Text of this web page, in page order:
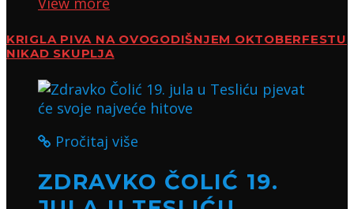
KRIGLA PIVA NA OVOGODIŠNJEM OKTOBERFESTU
NIKAD SKUPLJA
Pročitaj više
ZDRAVKO ČOLIĆ 19.